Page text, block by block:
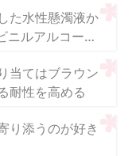
た水性懸濁液か
ニルアルコー
当てはブラウン
耐性を高める
り添うのが好き